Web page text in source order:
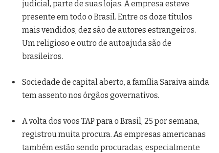
judicial, parte de suas lojas. A empresa esteve
presente em todo o Brasil. Entre os doze títulos
mais vendidos, dez são de autores estrangeiros.
Um religioso e outro de autoajuda são de
brasileiros.
Sociedade de capital aberto, a família Saraiva ainda
tem assento nos órgãos governativos.
A volta dos voos TAP para o Brasil, 25 por semana,
registrou muita procura. As empresas americanas
também estão sendo procuradas, especialmente